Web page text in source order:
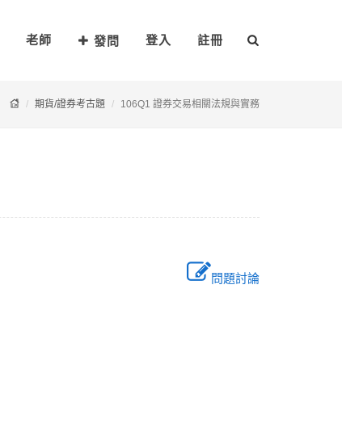
老師 發問 登入 註冊
期貨/證券考古題 106Q1 證券交易相關法規與實務
問題討論